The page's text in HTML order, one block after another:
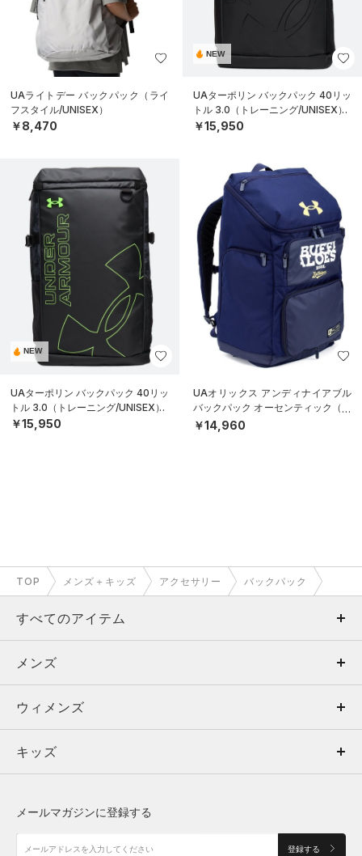
UAライトデー バックパック（ライ
フスタイル/UNISEX）
￥8,470
NEW
UAターポリン バックパック 40リッ
トル 3.0（トレーニング/UNISEX）
￥15,950
NEW
UAターポリン バックパック 40リッ
トル 3.0（トレーニング/UNISEX）
￥15,950
UAオリックス アンディナイアブル
バックパック オーセンティック（ベ
ースボール/MEN）
￥14,960
TOP メンズ＋キッズ アクセサリー バックパック
すべてのアイテム
メンズ
ウィメンズ
キッズ
アクセサリー
メンズ
トップス
ボトムス
アクセサリー
ウィメンズ
トップス
シューズ
キッズ
メールマガジンに登録する
登録する